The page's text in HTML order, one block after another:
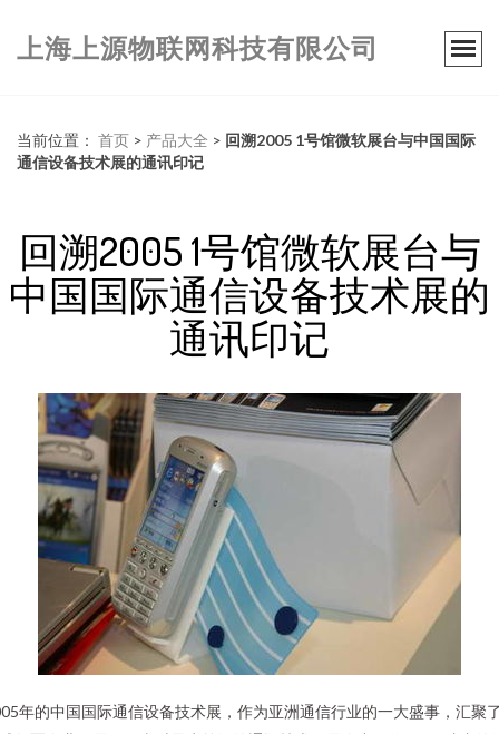
上海上源物联网科技有限公司
当前位置： 首页 > 产品大全 > 回溯2005 1号馆微软展台与中国国际
通信设备技术展的通讯印记
回溯2005 1号馆微软展台与
中国国际通信设备技术展的
通讯印记
年的中国国际通信设备技术展，作为亚洲通信行业的一大盛事，汇聚